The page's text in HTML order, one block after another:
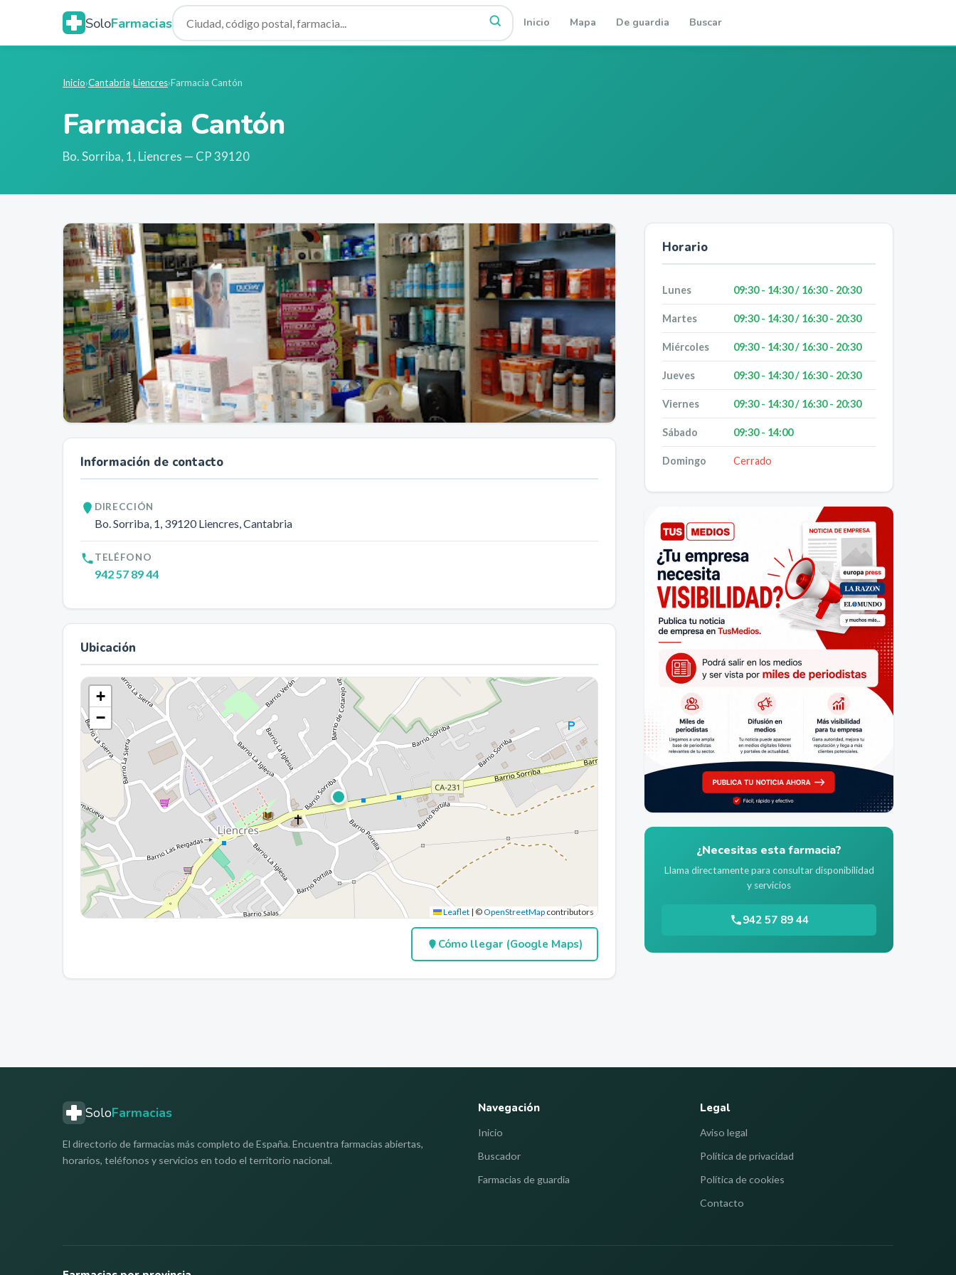
SoloFarmacias Inicio Mapa De guardia Buscar
Inicio›Cantabria›Liencres›Farmacia Cantón
Farmacia Cantón
Bo. Sorriba, 1, Liencres — CP 39120
Información de contacto
DIRECCIÓN
Bo. Sorriba, 1, 39120 Liencres, Cantabria
TELÉFONO
942 57 89 44
Ubicación
+
−
Leaflet | ©OpenStreetMap contributors
Cómo llegar (Google Maps)
Horario
Lunes 09:30 - 14:30 / 16:30 - 20:30
Martes 09:30 - 14:30 / 16:30 - 20:30
Miércoles 09:30 - 14:30 / 16:30 - 20:30
Jueves 09:30 - 14:30 / 16:30 - 20:30
Viernes 09:30 - 14:30 / 16:30 - 20:30
Sábado 09:30 - 14:00
Domingo Cerrado
¿Necesitas esta farmacia?
Llama directamente para consultar disponibilidad
y servicios
942 57 89 44
SoloFarmacias
El directorio de farmacias más completo de España. Encuentra farmacias abiertas,
horarios, teléfonos y servicios en todo el territorio nacional.
Navegación
Inicio
Buscador
Farmacias de guardia
Legal
Aviso legal
Política de privacidad
Política de cookies
Contacto